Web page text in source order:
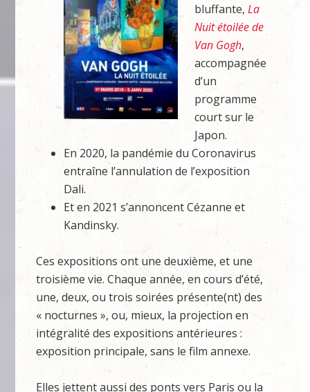
bluffante,La
Nuit étoilée de
Van Gogh,
accompagnée
d’un
programme
court sur le
Japon.
En 2020, la pandémie du Coronavirus
entraîne l’annulation de l’exposition
Dali.
Et en 2021 s’annoncent Cézanne et
Kandinsky.
Ces expositions ont une deuxième, et une
troisième vie. Chaque année, en cours d’été,
une, deux, ou trois soirées présente(nt) des
« nocturnes », ou, mieux, la projection en
intégralité des expositions antérieures :
exposition principale, sans le film annexe.
Elles jettent aussi des ponts vers Paris ou la